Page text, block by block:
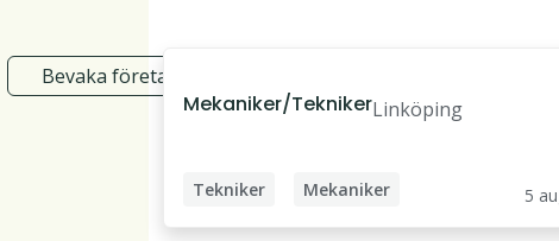
Bevaka företag
Mekaniker/TeknikerLinköping
Tekniker
Mekaniker
Underhållsmekaniker
5